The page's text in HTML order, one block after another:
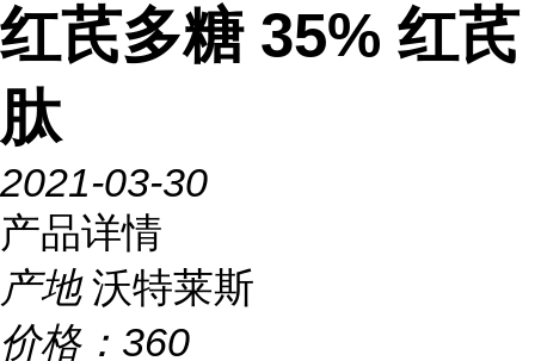
红芪多糖 35% 红芪
肽
2021-03-30
产品详情
产地 沃特莱斯
价格： 360